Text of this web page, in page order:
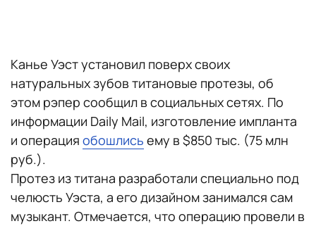
Канье Уэст установил поверх своих
натуральных зубов титановые протезы, об
этом рэпер сообщил в социальных сетях. По
информации Daily Mail, изготовление импланта
и операция обошлись ему в $850 тыс. (75 млн
руб.).
Протез из титана разработали специально под
челюсть Уэста, а его дизайном занимался сам
музыкант. Отмечается, что операцию провели в